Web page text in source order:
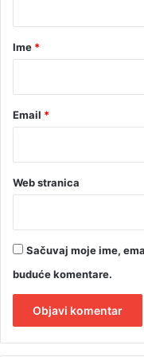
n
a
v
a
rIme *
Email *
Web stranica
Sačuvaj moje ime,
buduće komentare.